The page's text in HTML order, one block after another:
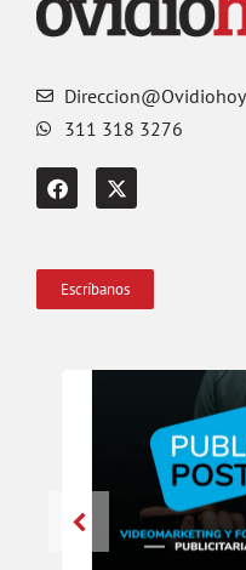
311 318 3276
Escríbanos